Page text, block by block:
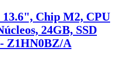
Chip M2, CPU
24GB, SSD
Z1HN0BZ/A